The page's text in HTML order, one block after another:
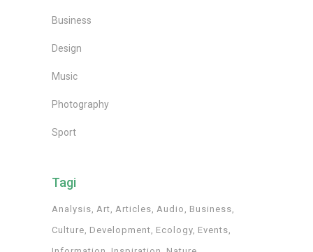
Business
Design
Music
Photography
Sport
Tagi
Analysis Art Articles Audio
Business
Culture Development Ecology Events